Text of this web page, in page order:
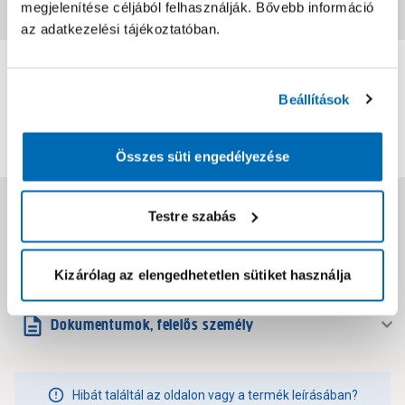
megjelenítése céljából felhasználják. Bővebb információ
az adatkezelési tájékoztatóban.
Beállítások
Összes süti engedélyezése
Testre szabás
Kizárólag az elengedhetetlen sütiket használja
Vásárlói vélemények
Értékelés írása
Jótállás, szavatosság
Csomagolási és súly információk
Dokumentumok, felelős személy
Hibát találtál az oldalon vagy a termék leírásában?